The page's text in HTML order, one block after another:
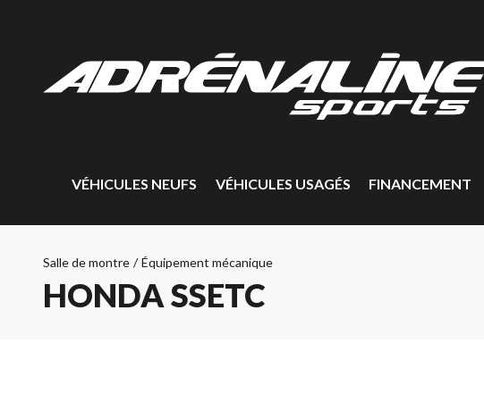
VÉHICULES NEUFS VÉHICULES USAGÉS FINANCEMENT
Salle de montre / Équipement mécanique
HONDA SSETC